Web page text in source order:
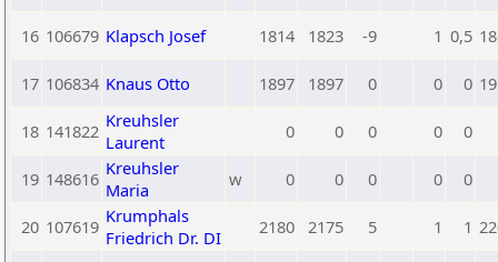
16 106679 Klapsch Josef 1814 1823 -9 1 0,5
17 106834 Knaus Otto 1897 1897 0 0 0
18 141822 Kreuhsler
Laurent
0 0 0 0 0
19 148616 Kreuhsler
Maria
w 0 0 0 0 0
20 107619 Krumphals
Friedrich Dr. DI
2180 2175 5 1 1